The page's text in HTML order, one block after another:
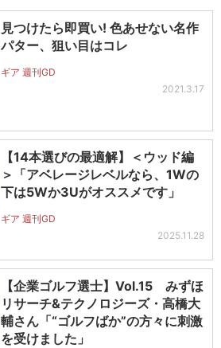
見つけたら即買い! 色あせない名作
パター、狙い目はコレ
ギア 週刊GD
2021.3.17
【14本選びの最適解】＜ウッド編
＞「アベレージレベルなら、1Wの
下は5Wか3Uがオススメです」
ギア 週刊GD
2025.11.28
【企業ゴルフ選士】Vol.15 みずほ
リサーチ&テクノロジーズ・高橋大
輔さん「“ゴルフばか”の方々に刺激
を受けました」